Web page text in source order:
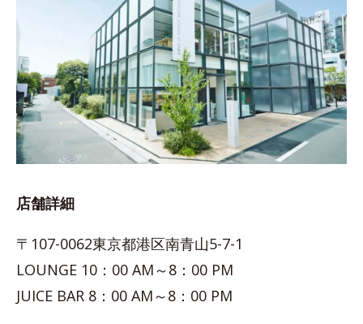
店舗詳細
〒107-0062東京都港区南青山5-7-1
LOUNGE 10：00 AM～8：00 PM
JUICE BAR 8：00 AM～8：00 PM